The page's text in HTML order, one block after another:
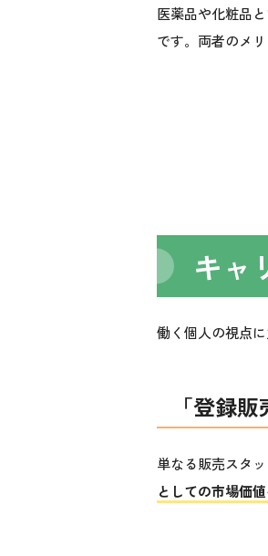
医薬品や化粧品
です。両者のメ
キャ
働く個人の視点
「登録
単なる販売スタ
としての市場価